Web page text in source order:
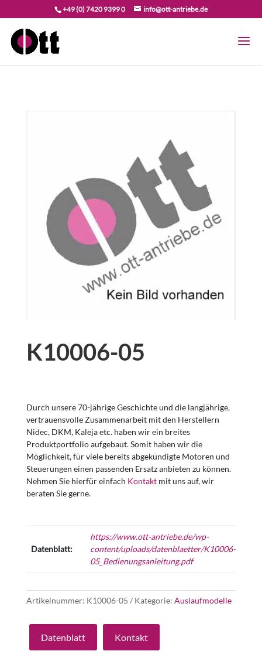
+49 (0) 7420 9399 0 info@ott-antriebe.de
K10006-05
Durch unsere 70-jährige Geschichte und die langjährige,
vertrauensvolle Zusammenarbeit mit den Herstellern
Nidec, DKM, Kaleja etc. haben wir ein breites
Produktportfolio aufgebaut. Somit haben wir die
Möglichkeit, für viele bereits abgekündigte Motoren und
Steuerungen einen passenden Ersatz anbieten zu können.
Nehmen Sie hierfür einfach Kontaktmit uns auf, wir
beraten Sie gerne.
Datenblatt:
https://www.ott-antriebe.de/wp-
content/uploads/datenblaetter/K10006-
05_Bedienungsanleitung.pdf
Artikelnummer: K10006-05 Kategorie: Auslaufmodelle
Datenblatt Kontakt